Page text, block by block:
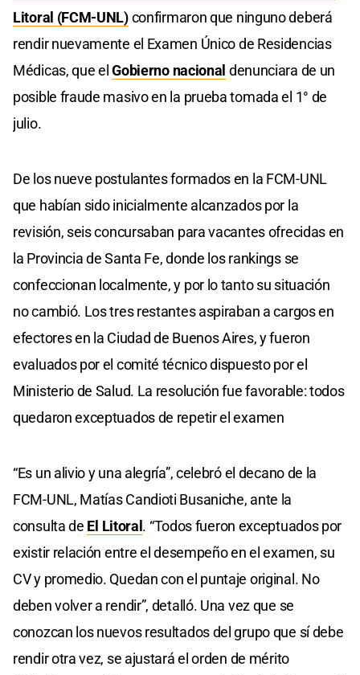
Litoral (FCM-UNL)confirmaron que ninguno deberá
rendir nuevamente el Examen Único de Residencias
Médicas, que elGobierno nacional denunciara de un
posible fraude masivo en la prueba tomada el 1° de
julio.
De los nueve postulantes formados en la FCM-UNL
que habían sido inicialmente alcanzados por la
revisión, seis concursaban para vacantes ofrecidas en
la Provincia de Santa Fe, donde los rankings se
confeccionan localmente, y por lo tanto su situación
no cambió. Los tres restantes aspiraban a cargos en
efectores en la Ciudad de Buenos Aires, y fueron
evaluados por el comité técnico dispuesto por el
Ministerio de Salud. La resolución fue favorable: todos
quedaron exceptuados de repetir el examen
“Es un alivio y una alegría”, celebró el decano de la
FCM-UNL, Matías Candioti Busaniche, ante la
consulta de El Litoral. “Todos fueron exceptuados por
existir relación entre el desempeño en el examen, su
CV y promedio. Quedan con el puntaje original. No
deben volver a rendir”, detalló. Una vez que se
conozcan los nuevos resultados del grupo que sí debe
rendir otra vez, se ajustará el orden de mérito